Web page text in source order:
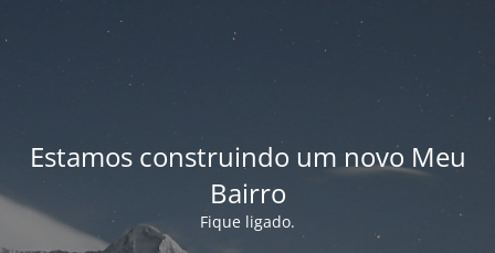
Estamos construindo um novo Meu
Bairro
Fique ligado.